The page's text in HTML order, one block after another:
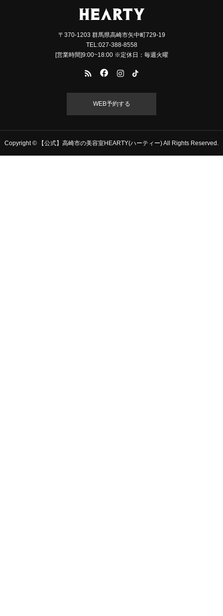
〒370-1203 群馬県高崎市矢中町729-19
TEL:027-388-8558
[営業時間]9:00~18:00 ※定休日：毎週火曜
WEB予約する
Copyright © 【公式】高崎市の美容室HEARTY(ハーティー) All Rights Reserved.